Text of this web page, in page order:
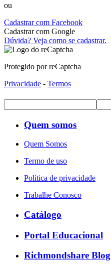
ou
Cadastrar com Facebook
Cadastrar com Google
Dúvida? Veja como se cadastrar.
Protegido por reCaptcha
Privacidade - Termos
Quem somos
Quem Somos
Termo de uso
Política de privacidade
Trabalhe Conosco
Catálogo
Portal Educacional
Richmondshare Blog